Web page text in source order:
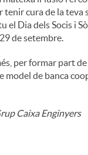
cura de la teva
el Dia dels Socis i
de setembre.
per formar part
model de banca
Caixa Enginyers